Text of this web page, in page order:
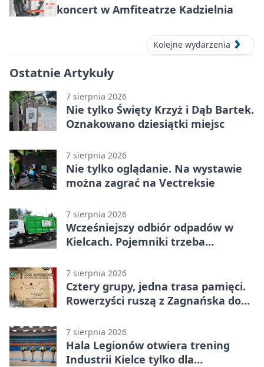
koncert w Amfiteatrze Kadzielnia
Kolejne wydarzenia
Ostatnie Artykuły
7 sierpnia 2026
Nie tylko Święty Krzyż i Dąb Bartek.
Oznakowano dziesiątki miejsc
7 sierpnia 2026
Nie tylko oglądanie. Na wystawie
można zagrać na Vectreksie
7 sierpnia 2026
Wcześniejszy odbiór odpadów w
Kielcach. Pojemniki trzeba
7 sierpnia 2026
Cztery grupy, jedna trasa pamięci.
Rowerzyści ruszą z Zagnańska do
7 sierpnia 2026
Hala Legionów otwiera trening
Industrii Kielce tylko dla